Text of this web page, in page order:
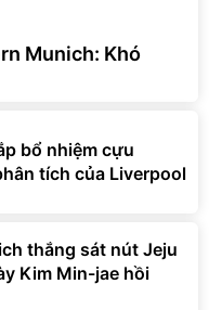
Munich: Khó
bổ nhiệm cựu
tích của Liverpool
thắng sát nút Jeju
Kim Min-jae hồi